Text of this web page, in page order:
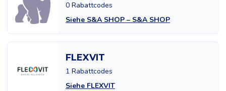
0 Rabattcodes
Siehe S&A SHOP – S&A SHOP
FLEXVIT
1 Rabattcodes
Siehe FLEXVIT